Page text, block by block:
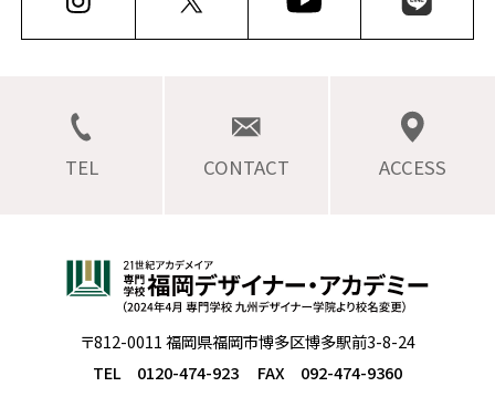
TEL CONTACT ACCESS
〒812-0011 福岡県福岡市博多区博多駅前3-8-24
TEL 0120-474-923
FAX 092-474-9360